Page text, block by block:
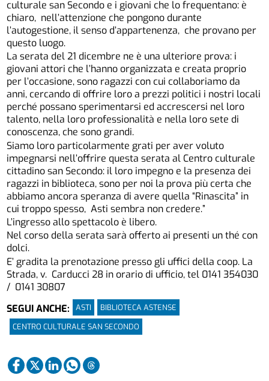
culturale san Secondo e i giovani che lo frequentano: è
chiaro, nell’attenzione che pongono durante
l’autogestione, il senso d’appartenenza, che provano per
questo luogo.
La serata del 21 dicembre ne è una ulteriore prova: i
giovani attori che l’hanno organizzata e creata proprio
per l’occasione, sono ragazzi con cui collaboriamo da
anni, cercando di offrire loro a prezzi politici i nostri locali
perché possano sperimentarsi ed accrescersi nel loro
talento, nella loro professionalità e nella loro sete di
conoscenza, che sono grandi.
Siamo loro particolarmente grati per aver voluto
impegnarsi nell’offrire questa serata al Centro culturale
cittadino san Secondo: il loro impegno e la presenza dei
ragazzi in biblioteca, sono per noi la prova più certa che
abbiamo ancora speranza di avere quella “Rinascita” in
cui troppo spesso, Asti sembra non credere.”
L’ingresso allo spettacolo è libero.
Nel corso della serata sarà offerto ai presenti un thé con
dolci.
E’ gradita la prenotazione presso gli uffici della coop. La
Strada, v. Carducci 28 in orario di ufficio, tel 0141 354030
/ 0141 30807
SEGUI ANCHE:
ASTI
BIBLIOTECA ASTENSE
CENTRO CULTURALE SAN SECONDO